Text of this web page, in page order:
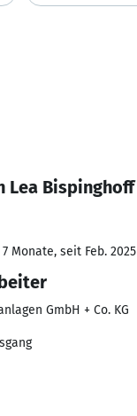
Lea Bispinghoff
Monate, seit Feb. 2025
GmbH + Co. KG